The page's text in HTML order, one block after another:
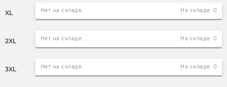
XL Нет на складе На складе: 0
2XL Нет на складе На складе: 0
3XL Нет на складе На складе: 0